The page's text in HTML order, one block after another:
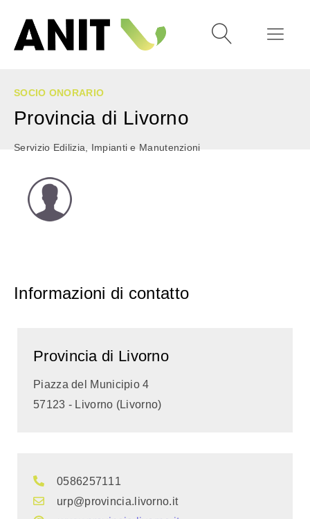
SOCIO ONORARIO
Provincia di Livorno
Servizio Edilizia, Impianti e Manutenzioni
Informazioni di contatto
Provincia di Livorno
Piazza del Municipio 4
57123 - Livorno (Livorno)
0586257111
urp@provincia.livorno.it